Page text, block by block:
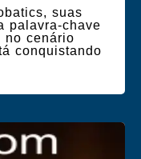
suas
palavra-chave
no cenário
conquistando